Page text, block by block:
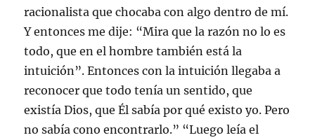
racionalista que chocaba con algo dentro de mí.
Y entonces me dije: “Mira que la razón no lo es
todo, que en el hombre también está la
intuición”. Entonces con la intuición llegaba a
reconocer que todo tenía un sentido, que
existía Dios, que Él sabía por qué existo yo. Pero
no sabía cono encontrarlo.” “Luego leía el